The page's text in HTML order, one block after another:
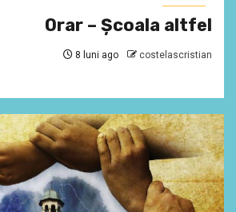
Orar – Școala altfel
8 luni ago costelascristian